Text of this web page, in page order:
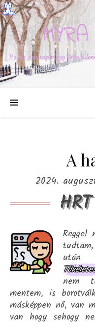
"Ha az ösztrogén egy űrhajó
A
2024.
Reggel
után
nem
mentem, is
másképpen nő, van
van hogy sehogy